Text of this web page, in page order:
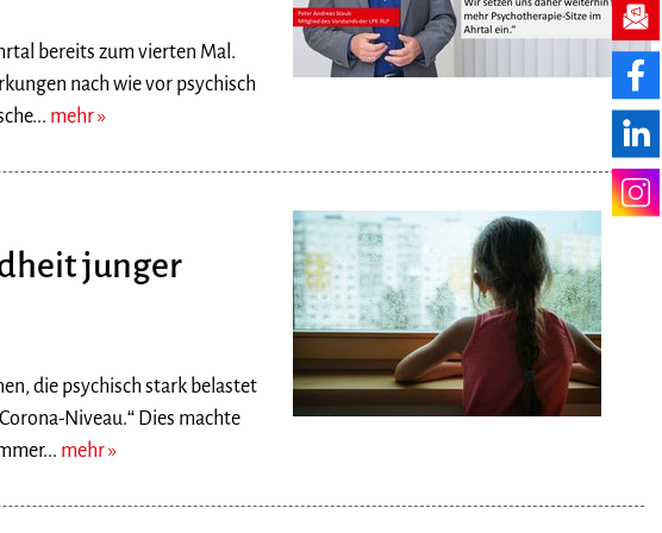
bereits zum vierten Mal.
nach wie vor psychisch
mehr
junger
die psychisch stark belastet
Niveau.“ Dies machte
mehr